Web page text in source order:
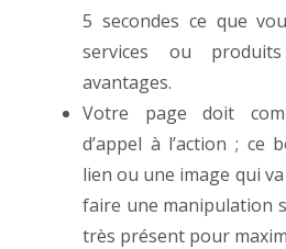
5 secondes ce que
services ou
avantages.
Votre page doit
d’appel à l’action ;
lien ou une image qui
faire une manipulation
très présent pour